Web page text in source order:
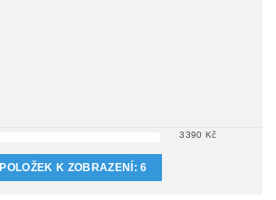
3390 Kč
POLOŽEK K ZOBRAZENÍ:6